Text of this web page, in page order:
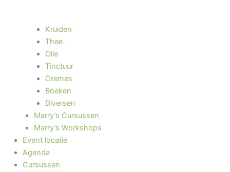
Kruiden
Thee
Olie
Tinctuur
Cremes
Boeken
Diversen
Marry’s Cursussen
Marry’s Workshops
Event locatie
Agenda
Cursussen